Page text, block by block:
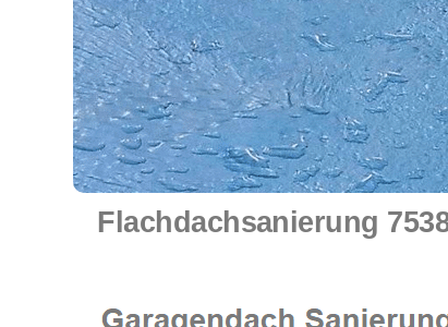
Flachdachsanierung